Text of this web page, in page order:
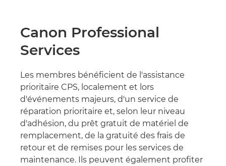
Canon Professional
Services
Les membres bénéficient de l'assistance
prioritaire CPS, localement et lors
d'événements majeurs, d'un service de
réparation prioritaire et, selon leur niveau
d'adhésion, du prêt gratuit de matériel de
remplacement, de la gratuité des frais de
retour et de remises pour les services de
maintenance. Ils peuvent également profiter